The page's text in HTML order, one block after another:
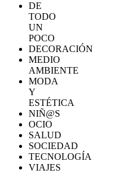
DE
TODO
UN
POCO
DECORACIÓN
MEDIO
AMBIENTE
MODA
Y
ESTÉTICA
NIÑ@S
OCIO
SALUD
SOCIEDAD
TECNOLOGÍA
VIAJES